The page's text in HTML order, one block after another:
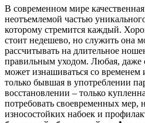
В современном мире качественная
неотъемлемой частью
которому стремится каждый.
стоит недешево, но служить она
рассчитывать на длительное
правильным уходом. Любая, даже
может изнашиваться со временем
только бывшая в употреблении
восстановлении – только
потребовать своевременных мер,
износостойких набоек и